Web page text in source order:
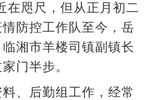
在咫尺，但从正月初二
防控工作队至今，岳
湘市羊楼司镇副镇长
门半步。
后勤组工作，经常